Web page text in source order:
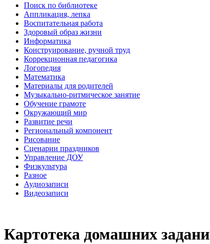
Поиск по библиотеке
Аппликация, лепка
Воспитательная работа
Здоровый образ жизни
Информатика
Конструирование, ручной труд
Коррекционная педагогика
Логопедия
Математика
Материалы для родителей
Музыкально-ритмическое занятие
Обучение грамоте
Окружающий мир
Развитие речи
Региональный компонент
Рисование
Сценарии праздников
Управление ДОУ
Физкультура
Разное
Аудиозаписи
Видеозаписи
Картотека домашних